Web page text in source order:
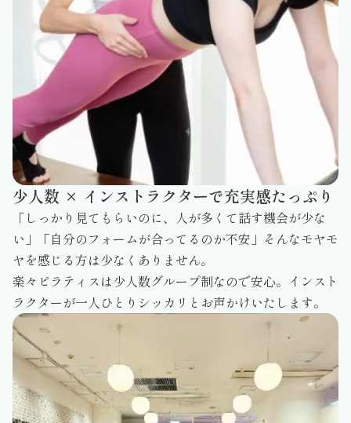
少人数 × インストラクターで充実感たっぷり
「しっかり見てもらいのに、人が多くて話す機会が少な
い」「自分のフォームが合ってるのか不安」そんなモヤモ
ヤを感じる方は少なくありません。
楽々ピラティスは少人数グループ制なので安心。インスト
ラクターが一人ひとりシッカリとお声かけいたします。